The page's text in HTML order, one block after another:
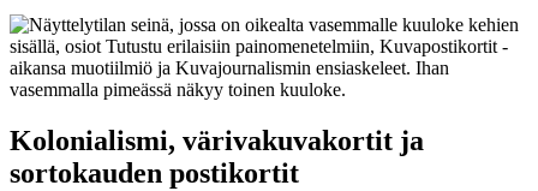
Kolonialismi, värivakuvakortit ja
sortokauden postikortit